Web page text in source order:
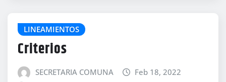
LINEAMIENTOS
Criterios
SECRETARIA COMUNA
Feb 18, 2022